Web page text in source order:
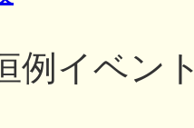
例イベン